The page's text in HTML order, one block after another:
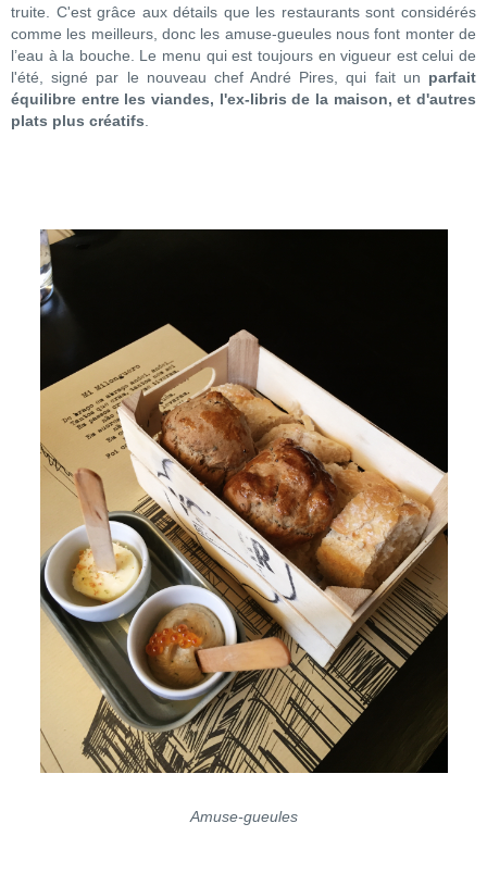
truite. C'est grâce aux détails que les restaurants sont considérés
comme les meilleurs, donc les amuse-gueules nous font monter de
l’eau à la bouche. Le menu qui est toujours en vigueur est celui de
l'été, signé par le nouveau chef André Pires, qui fait un parfait
équilibre entre les viandes, l'ex-libris de la maison, et d'autres
plats plus créatifs
Amuse-gueules